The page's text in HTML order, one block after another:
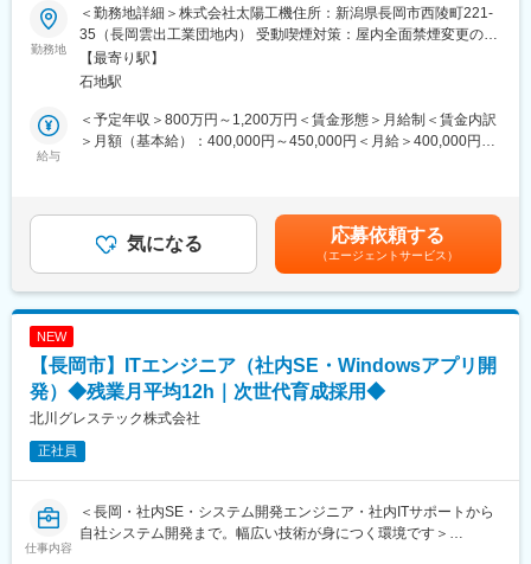
※https://www.disco.co.jp/recruit/management/system/#will
※世界有数の工作機械メーカーである当社の完全子会社「株式会社
太陽工機」に在籍出向いただき、将来的に長岡市にてアプリケー
ション（加工技術）エンジニアとしての業務をお任せいたしま
す。
■業務内容：
研削盤における加工テスト、技術提案、加工条件の設定・プログ
■株式会社太陽工機について：
当社の完全子会社として、独自の研削加工技術を軸に各種研削盤
■当社の魅力：
工作機械業界の世界シェアトップクラスのプライム上場上場企業
です。工程集約／自動化／DX／GX需要を追い風に事業を拡大
し、工作機械1台あたりの販売単価が上昇しています。製造業、自
・有給取得は20日以上と100%越え
・各事業所に社員食堂があり、三ツ星レストランと提携も
勤務地
＜勤務地詳細＞株式会社太陽工機住所：新潟県長岡市西陵町221-
35（長岡雲出工業団地内） 受動喫煙対策：屋内全面禁煙変更の範
囲：会社の定める事業所
【最寄り駅】
石地駅
給与
＜予定年収＞800万円～1,200万円＜賃金形態＞月給制＜賃金内訳
＞月額（基本給）：400,000円～450,000円＜月給＞400,000円～
気になる 応募依頼する
（エージェントサービス）
NEW
【長岡市】ITエンジニア（社内SE・Windowsアプリ開
発）◆残業月平均12h｜次世代育成採用◆
北川グレステック株式会社
正社員
仕事内容
＜長岡・社内SE・システム開発エンジニア・社内ITサポートから
自社システム開発まで。幅広い技術が身につく環境です＞